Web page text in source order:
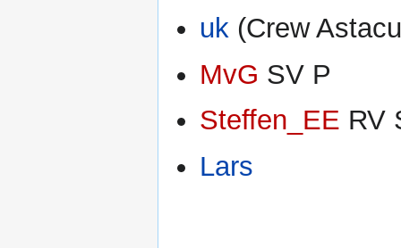
uk (Crew
MvG SV P
Steffen_EE RV
Lars